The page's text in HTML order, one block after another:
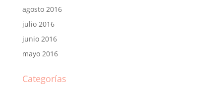
agosto 2016
julio 2016
junio 2016
mayo 2016
Categorías